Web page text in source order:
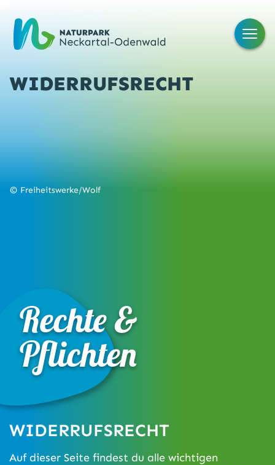
WIDERRUFSRECHT
Freiheitswerke/Wolf
Herbstwald aus der Dronenperspektive
Rechte &
Pflichten
WIDERRUFSRECHT
Auf dieser Seite findest du alle wichtigen